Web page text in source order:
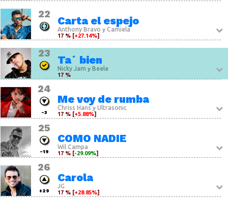
22
Carta el espejo
Anthony Bravo y Camiela
17 % [+27.14%]
23
Ta´ bien
Nicky Jam y Beele
17 %
24
-3
Me voy de rumba
Chriss Hans y Ultrasonic
17 % [+5.88%]
25
-19
COMO NADIE
Wil Campa
17 % [-29.09%]
26
+29
Carola
JG
17 % [+28.85%]